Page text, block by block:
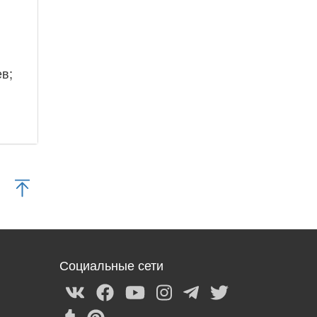
Социальные сети